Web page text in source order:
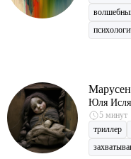
Юля
5 минут
триллер